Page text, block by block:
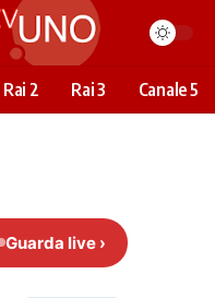
Rai 2 Rai 3 Canale 5
Guarda live ›